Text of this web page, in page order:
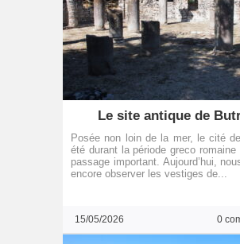
Le site antique de
Posée non loin de la mer, le cité
été durant la période greco romaine
passage important. Aujourd’hui,
encore observer les vestiges de...
15/05/2026 0